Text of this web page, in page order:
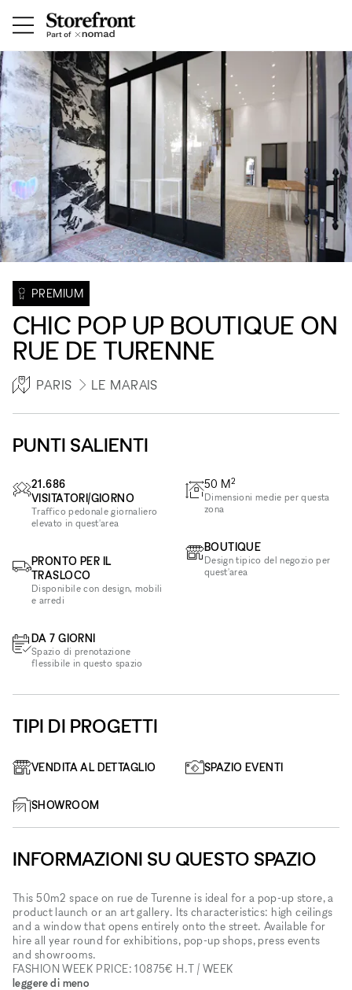
PREMIUM
CHIC POP UP BOUTIQUE ON
RUE DE TURENNE
PARIS LE MARAIS
PUNTI SALIENTI
21.686
VISITATORI/GIORNO
Traffico pedonale giornaliero
elevato in quest'area
PRONTO PER IL
TRASLOCO
Disponibile con design, mobili
e arredi
DA 7 GIORNI
Spazio di prenotazione
flessibile in questo spazio
50 M2
Dimensioni medie per questa
zona
BOUTIQUE
Design tipico del negozio per
quest'area
TIPI DI PROGETTI
VENDITA AL DETTAGLIO SPAZIO EVENTI
SHOWROOM
INFORMAZIONI SU QUESTO SPAZIO
This 50m2 space on rue de Turenne is ideal for a pop-up store, a
product launch or an art gallery. Its characteristics: high ceilings
and a window that opens entirely onto the street. Available for
hire all year round for exhibitions, pop-up shops, press events
and showrooms.
FASHION WEEK PRICE: 10875€ H.T / WEEK
leggere di meno